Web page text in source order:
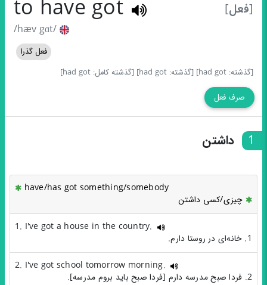
[فعل] to have got
/hæv gɑt/
فعل گذرا
[گذشته: had got]
[گذشته: had got] [گذشته کامل: had got]
صرف فعل
1 داشتن
have/has got something/somebody
چیزی/کسی داشتن
1. I've got a house in the country.
1. خانه‌ای در روستا دارم.
2. I've got school tomorrow morning.
2. فردا صبح مدرسه دارم [فردا صبح باید بروم مدرسه].